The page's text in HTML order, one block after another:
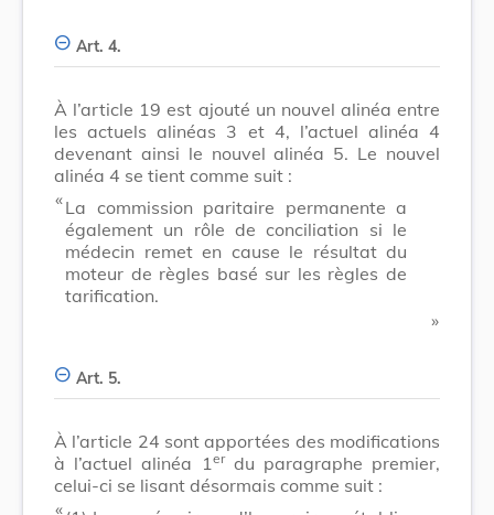
Art. 4.
À l’article 19 est ajouté un nouvel alinéa entre
les actuels alinéas 3 et 4, l’actuel alinéa 4
devenant ainsi le nouvel alinéa 5. Le nouvel
alinéa 4 se tient comme suit :
​ «La commission paritaire permanente a
également un rôle de conciliation si le
médecin remet en cause le résultat du
moteur de règles basé sur les règles de
tarification.
​ »
Art. 5.
À l’article 24 sont apportées des modifications
à l’actuel alinéa 1 erdu paragraphe premier,
celui-ci se lisant désormais comme suit :
​ «